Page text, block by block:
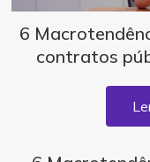
6
contratos